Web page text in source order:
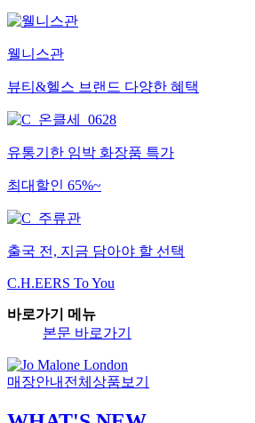
웰니스관
뷰티&헬스 브랜드 다양한 혜택
유통기한 임박 화장품 특가
최대할인 65%~
출국 전, 지금 담아야 할 선택
C.H.EERS To You
바로가기 메뉴
본문 바로가기
매장안내 전체상품보기